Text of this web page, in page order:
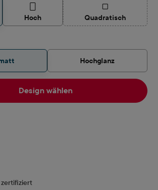
Hoch Quadratisch(Diese Option ist
Hochglanz
Design wählen